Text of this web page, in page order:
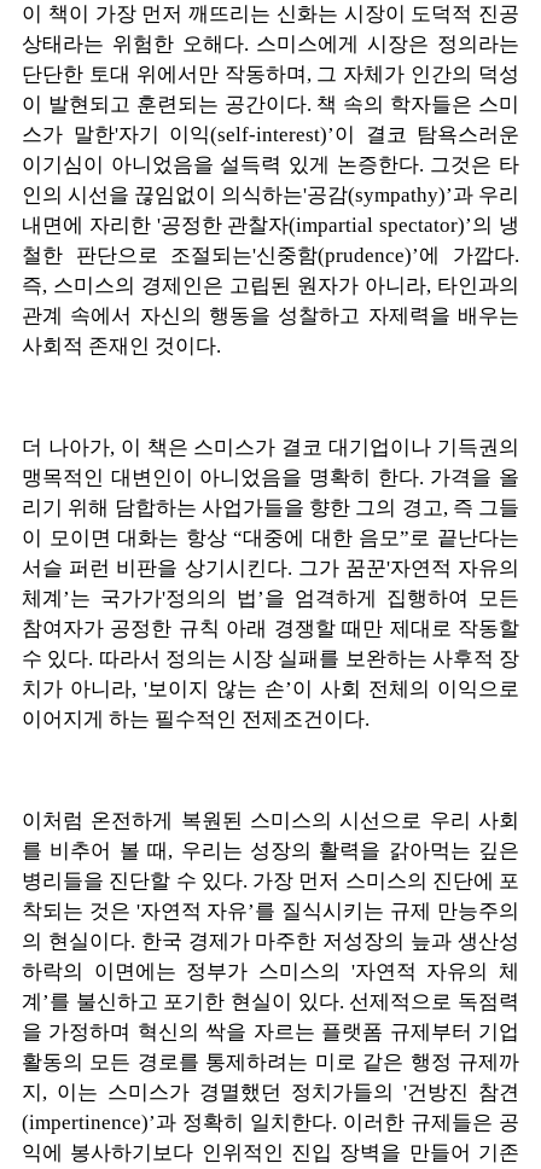
이 책이 가장 먼저 깨뜨리는 신화는 시장이 도덕적 진공
상태라는 위험한 오해다. 스미스에게 시장은 정의라는
단단한 토대 위에서만 작동하며, 그 자체가 인간의 덕성
이 발현되고 훈련되는 공간이다. 책 속의 학자들은 스미
스가 말한'자기 이익(self-interest)’이 결코 탐욕스러운
이기심이 아니었음을 설득력 있게 논증한다. 그것은 타
인의 시선을 끊임없이 의식하는'공감(sympathy)’과 우리
내면에 자리한 '공정한 관찰자(impartial spectator)’의 냉
철한 판단으로 조절되는'신중함(prudence)’에 가깝다.
즉, 스미스의 경제인은 고립된 원자가 아니라, 타인과의
관계 속에서 자신의 행동을 성찰하고 자제력을 배우는
사회적 존재인 것이다.
더 나아가, 이 책은 스미스가 결코 대기업이나 기득권의
맹목적인 대변인이 아니었음을 명확히 한다. 가격을 올
리기 위해 담합하는 사업가들을 향한 그의 경고, 즉 그들
이 모이면 대화는 항상 “대중에 대한 음모”로 끝난다는
서슬 퍼런 비판을 상기시킨다. 그가 꿈꾼'자연적 자유의
체계’는 국가가'정의의 법’을 엄격하게 집행하여 모든
참여자가 공정한 규칙 아래 경쟁할 때만 제대로 작동할
수 있다. 따라서 정의는 시장 실패를 보완하는 사후적 장
치가 아니라, '보이지 않는 손’이 사회 전체의 이익으로
이어지게 하는 필수적인 전제조건이다.
이처럼 온전하게 복원된 스미스의 시선으로 우리 사회
를 비추어 볼 때, 우리는 성장의 활력을 갉아먹는 깊은
병리들을 진단할 수 있다. 가장 먼저 스미스의 진단에 포
착되는 것은 '자연적 자유’를 질식시키는 규제 만능주의
의 현실이다. 한국 경제가 마주한 저성장의 늪과 생산성
하락의 이면에는 정부가 스미스의 '자연적 자유의 체
계’를 불신하고 포기한 현실이 있다. 선제적으로 독점력
을 가정하며 혁신의 싹을 자르는 플랫폼 규제부터 기업
활동의 모든 경로를 통제하려는 미로 같은 행정 규제까
지, 이는 스미스가 경멸했던 정치가들의 '건방진 참견
(impertinence)’과 정확히 일치한다. 이러한 규제들은 공
익에 봉사하기보다 인위적인 진입 장벽을 만들어 기존